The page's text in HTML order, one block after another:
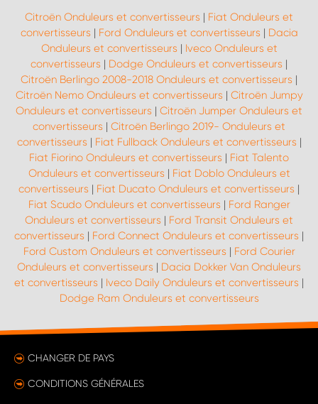
Citroën Onduleurs et convertisseurs | Fiat Onduleurs et
convertisseurs | Ford Onduleurs et convertisseurs | Dacia
Onduleurs et convertisseurs | Iveco Onduleurs et
convertisseurs | Dodge Onduleurs et convertisseurs |
Citroën Berlingo 2008-2018 Onduleurs et convertisseurs |
Citroën Nemo Onduleurs et convertisseurs | Citroën Jumpy
Onduleurs et convertisseurs | Citroën Jumper Onduleurs et
convertisseurs | Citroën Berlingo 2019- Onduleurs et
convertisseurs | Fiat Fullback Onduleurs et convertisseurs |
Fiat Fiorino Onduleurs et convertisseurs | Fiat Talento
Onduleurs et convertisseurs | Fiat Doblo Onduleurs et
convertisseurs | Fiat Ducato Onduleurs et convertisseurs |
Fiat Scudo Onduleurs et convertisseurs | Ford Ranger
Onduleurs et convertisseurs | Ford Transit Onduleurs et
convertisseurs | Ford Connect Onduleurs et convertisseurs |
Ford Custom Onduleurs et convertisseurs | Ford Courier
Onduleurs et convertisseurs | Dacia Dokker Van Onduleurs
et convertisseurs | Iveco Daily Onduleurs et convertisseurs |
Dodge Ram Onduleurs et convertisseurs
CHANGER DE PAYS
CONDITIONS GÉNÉRALES